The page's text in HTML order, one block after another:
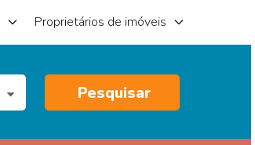
Proprietários de imóveis
Pesquisar